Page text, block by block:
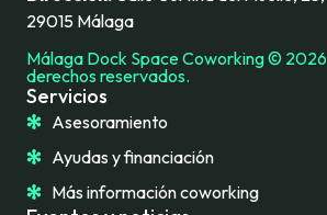
Servicios
Asesoramiento
Ayudas y financiación
Más información coworking
29015 Málaga
Málaga Dock Space Coworking ©
derechos reservados.